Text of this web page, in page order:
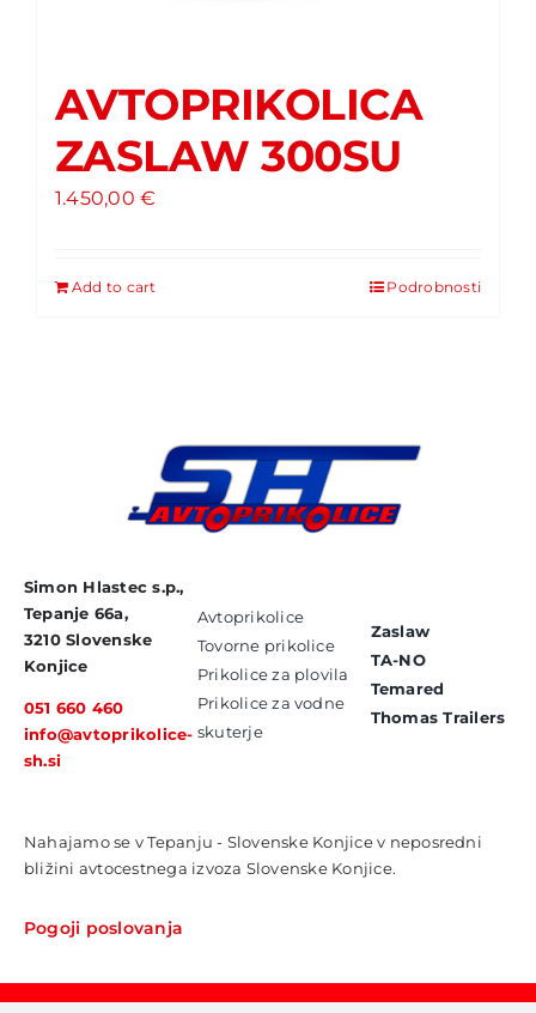
AVTOPRIKOLICA
ZASLAW 300SU
1.450,00€
Add to cart Podrobnosti
Simon Hlastec s.p.,
Tepanje 66a,
3210 Slovenske
Konjice
051 660 460
info@avtoprikolice-
sh.si
Nahajamo se v Tepanju - Slovenske Konjice v neposredni
bližini avtocestnega izvoza Slovenske Konjice.
Pogoji poslovanja
Avtoprikolice
Tovorne prikolice
Prikolice za plovila
Prikolice za vodne
skuterje
Zaslaw
TA-NO
Temared
Thomas Trailers